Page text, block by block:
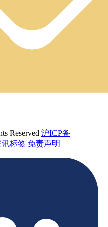
Reserved 沪ICP备
标签 免责声明